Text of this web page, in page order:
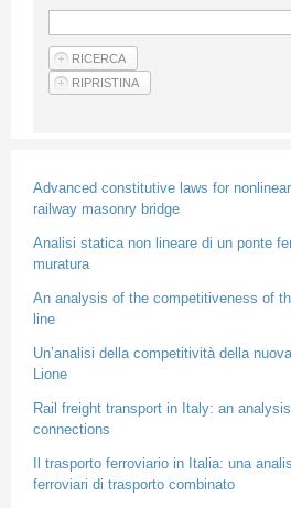
Privacy Policy
Articoli
Advanced constitutive laws for
railway masonry bridge
Analisi statica non lineare di un ponte
muratura
An analysis of the competitiveness of
line
Un’analisi della competitività della
Lione
Rail freight transport in Italy: an
connections
Il trasporto ferroviario in Italia: una
ferroviari di trasporto combinato